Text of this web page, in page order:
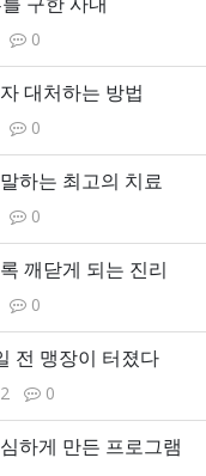
0
대처하는 방법
0
하는 최고의 치료
0
깨닫게 되는 진리
0
전 맹장이 터졌다
0
하게 만든 프로그램